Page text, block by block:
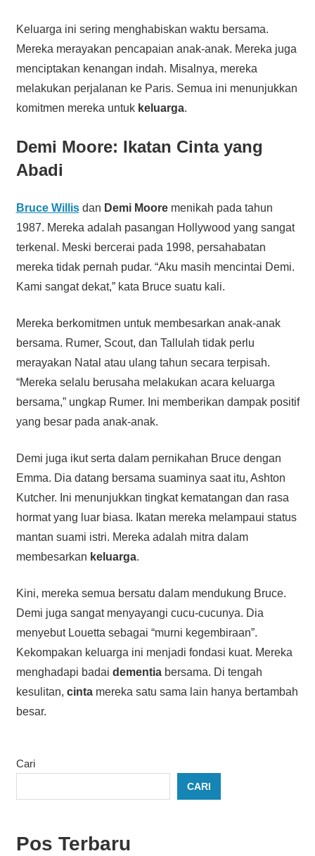
Keluarga ini sering menghabiskan waktu bersama.
Mereka merayakan pencapaian anak-anak. Mereka juga
menciptakan kenangan indah. Misalnya, mereka
melakukan perjalanan ke Paris. Semua ini menunjukkan
komitmen mereka untuk keluarga.
Demi Moore: Ikatan Cinta yang
Abadi
Bruce Willisdan Demi Mooremenikah pada tahun
1987. Mereka adalah pasangan Hollywood yang sangat
terkenal. Meski bercerai pada 1998, persahabatan
mereka tidak pernah pudar. “Aku masih mencintai Demi.
Kami sangat dekat,” kata Bruce suatu kali.
Mereka berkomitmen untuk membesarkan anak-anak
bersama. Rumer, Scout, dan Tallulah tidak perlu
merayakan Natal atau ulang tahun secara terpisah.
“Mereka selalu berusaha melakukan acara keluarga
bersama,” ungkap Rumer. Ini memberikan dampak positif
yang besar pada anak-anak.
Demi juga ikut serta dalam pernikahan Bruce dengan
Emma. Dia datang bersama suaminya saat itu, Ashton
Kutcher. Ini menunjukkan tingkat kematangan dan rasa
hormat yang luar biasa. Ikatan mereka melampaui status
mantan suami istri. Mereka adalah mitra dalam
membesarkan keluarga.
Kini, mereka semua bersatu dalam mendukung Bruce.
Demi juga sangat menyayangi cucu-cucunya. Dia
menyebut Louetta sebagai “murni kegembiraan”.
Kekompakan keluarga ini menjadi fondasi kuat. Mereka
menghadapi badai dementiabersama. Di tengah
kesulitan, cintamereka satu sama lain hanya bertambah
besar.
Cari
CARI
Pos Terbaru